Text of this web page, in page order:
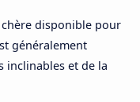
disponible pour
généralement
inclinables et de la